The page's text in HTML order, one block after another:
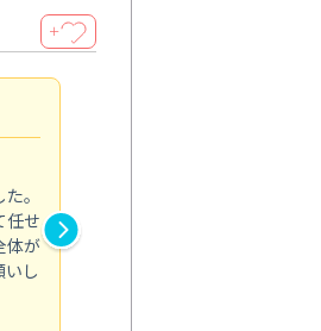
＋
。
任せ
体が
し